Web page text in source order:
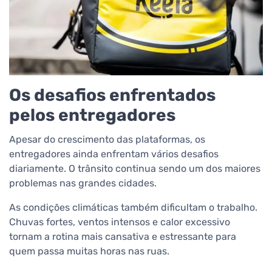
Os desafios enfrentados
pelos entregadores
Apesar do crescimento das plataformas, os
entregadores ainda enfrentam vários desafios
diariamente. O trânsito continua sendo um dos maiores
problemas nas grandes cidades.
As condições climáticas também dificultam o trabalho.
Chuvas fortes, ventos intensos e calor excessivo
tornam a rotina mais cansativa e estressante para
quem passa muitas horas nas ruas.